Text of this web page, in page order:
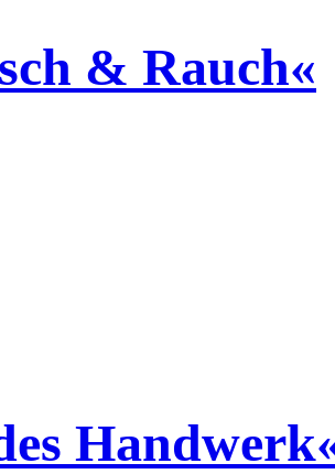
& Rauch«